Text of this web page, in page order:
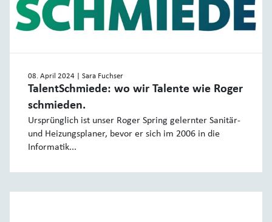
08. April 2024 | Sara Fuchser
TalentSchmiede: wo wir Talente wie Roger
schmieden.
Ursprünglich ist unser Roger Spring gelernter Sanitär-
und Heizungsplaner, bevor er sich im 2006 in die
Informatik...